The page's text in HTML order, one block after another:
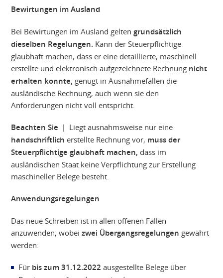
Bewirtungen im Ausland
Bei Bewirtungen im Ausland geltengrundsätzlich
dieselben Regelungen. Kann der Steuerpflichtige
glaubhaft machen, dass er eine detaillierte, maschinell
erstellte und elektronisch aufgezeichnete Rechnung nicht
erhalten konnte, genügt in Ausnahmefällen die
ausländische Rechnung, auch wenn sie den
Anforderungen nicht voll entspricht.
Beachten Sie | Liegt ausnahmsweise nur eine
handschriftlich erstellte Rechnung vor, muss der
Steuerpflichtige glaubhaft machen, dass im
ausländischen Staat keine Verpflichtung zur Erstellung
maschineller Belege besteht.
Anwendungsregelungen
Das neue Schreiben ist in allen offenen Fällen
anzuwenden, wobeizwei Übergangsregelungen gewährt
werden:
Für bis zum 31.12.2022 ausgestellte Belege über